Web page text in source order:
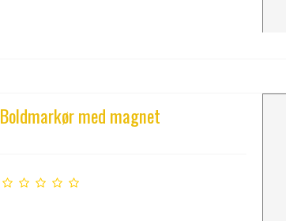
Boldmarkør med magnet